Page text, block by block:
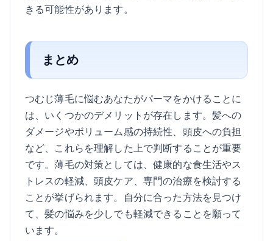
きる可能性があります。
まとめ
つむじ薄毛に悩むあなたがパーマをかけることに
は、いくつかのデメリットが存在します。髪への
ダメージやボリューム感の持続性、頭皮への負担
など、これらを理解した上で判断することが重要
です。薄毛の対策としては、健康的な食生活やス
トレスの軽減、頭皮ケア、専門の治療を検討する
ことが挙げられます。自分に合った方法を見つけ
て、髪の悩みを少しでも軽減できることを願って
います。